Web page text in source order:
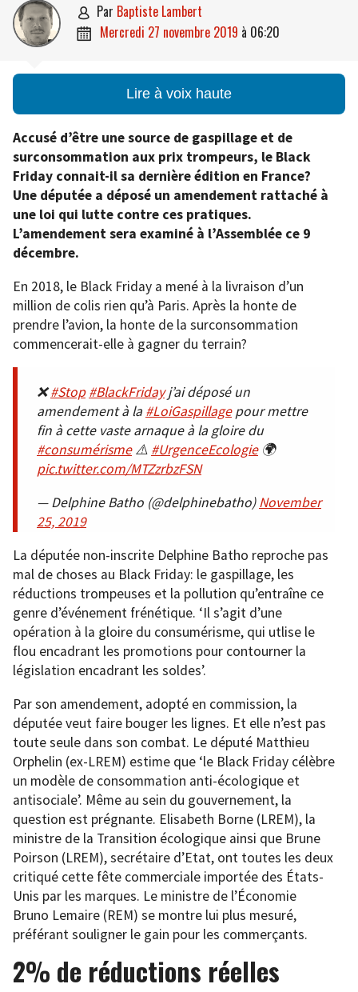
 par Baptiste Lambert
 mercredi 27 novembre 2019 à 06:20
Lire à voix haute
Accusé d’être une source de gaspillage et de
surconsommation aux prix trompeurs, le Black
Friday connait-il sa dernière édition en France?
Une députée a déposé un amendement rattaché à
une loi qui lutte contre ces pratiques.
L’amendement sera examiné à l’Assemblée ce 9
décembre.
En 2018, le Black Friday a mené à la livraison d’un
million de colis rien qu’à Paris. Après la honte de
prendre l’avion, la honte de la surconsommation
commencerait-elle à gagner du terrain?
❌#Stop #BlackFridayj’ai déposé un
amendement à la #LoiGaspillagepour mettre
fin à cette vaste arnaque à la gloire du
#consumérisme⚠️ #UrgenceEcologie🌍
pic.twitter.com/MTZzrbzFSN
— Delphine Batho (@delphinebatho)November
25, 2019
La députée non-inscrite Delphine Batho reproche pas
mal de choses au Black Friday: le gaspillage, les
réductions trompeuses et la pollution qu’entraîne ce
genre d’événement frénétique. ‘Il s’agit d’une
opération à la gloire du consumérisme, qui utlise le
flou encadrant les promotions pour contourner la
législation encadrant les soldes’.
Par son amendement, adopté en commission, la
députée veut faire bouger les lignes. Et elle n’est pas
toute seule dans son combat. Le député Matthieu
Orphelin (ex-LREM) estime que ‘le Black Friday célèbre
un modèle de consommation anti-écologique et
antisociale’. Même au sein du gouvernement, la
question est prégnante. Elisabeth Borne (LREM), la
ministre de la Transition écologique ainsi que Brune
Poirson (LREM), secrétaire d’Etat, ont toutes les deux
critiqué cette fête commerciale importée des États-
Unis par les marques. Le ministre de l’Économie
Bruno Lemaire (REM) se montre lui plus mesuré,
préférant souligner le gain pour les commerçants.
2% de réductions réelles